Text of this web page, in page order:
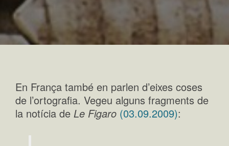
En França també en parlen d’eixes coses
de l’ortografia. Vegeu alguns fragments de
la notícia de Le Figaro (03.09.2009):